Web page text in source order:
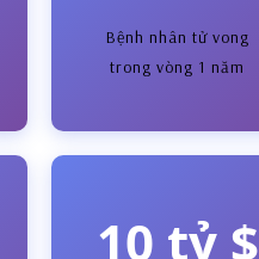
Bệnh nhân tử vong
trong vòng 1 năm
10 tỷ $